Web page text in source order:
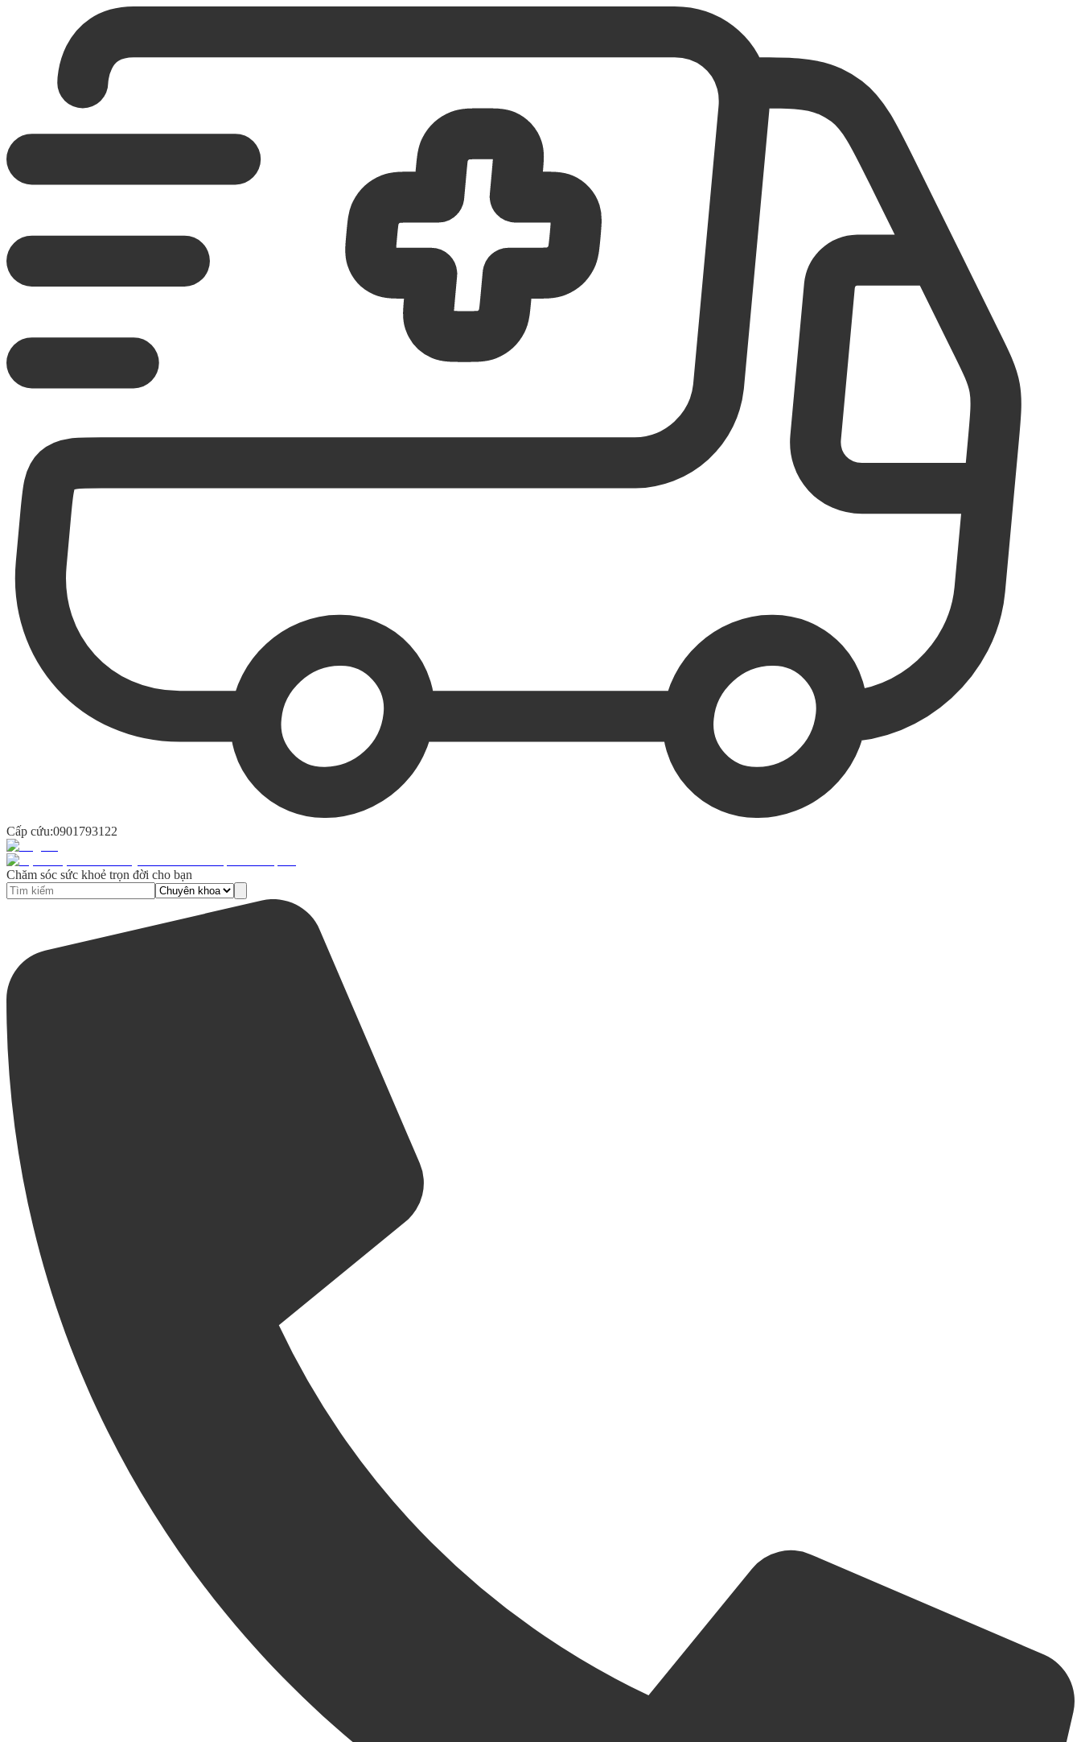
Cấp cứu:0901793122
Chăm sóc sức khoẻ trọn đời cho bạn